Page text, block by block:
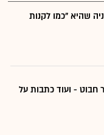
שהיא "כמו לקנות
חבוט - ועוד כתבות על